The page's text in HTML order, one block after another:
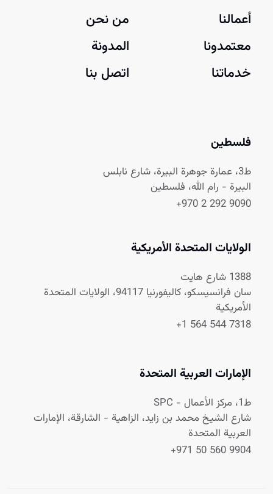
أعمالنا
معتمدونا
خدماتنا
من نحن
المدونة
اتصل بنا
فلسطين
ط3، عمارة جوهرة البيرة، شارع نابلس
البيرة - رام الله، فلسطين
+970 2 292 9090
الولايات المتحدة الأمريكية
1388 شارع هايت
سان فرانسيسكو، كاليفورنيا 94117، الولايات المتحدة
الأمريكية
+1 564 544 7318
الإمارات العربية المتحدة
ط1، مركز الأعمال - SPC
شارع الشيخ محمد بن زايد، الزاهية - الشارقة، الإمارات
العربية المتحدة
+971 50 560 9904